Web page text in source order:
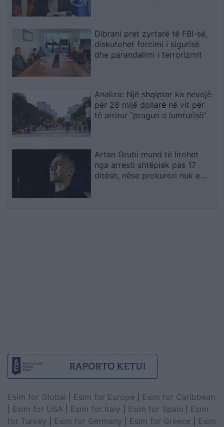
Dibrani pret zyrtarë të FBI-së,
diskutohet forcimi i sigurisë
dhe parandalimi i terrorizmit
Analiza: Një shqiptar ka nevojë
për 28 mijë dollarë në vit për
të arritur “pragun e lumturisë”
Artan Grubi mund të lirohet
nga arresti shtëpiak pas 17
ditësh, nëse prokurori nuk e
Esim for Global Esim for Europe
Esim for Caribbean
Esim for USA Esim for Italy Esim for Spain
Esim
for Turkey
Esim for Germany Esim for Greece
Esim